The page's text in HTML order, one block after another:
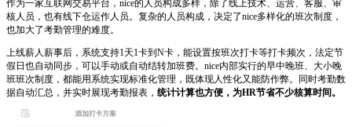
作为一家互联网交易平台，nice的人员构成多样，除了线上技术、运营、客服、审
核人员，也有线下仓运作人员。复杂的人员构成，决定了nice多样化的班次制度，
也加大了考勤管理的难度。
上线薪人薪事后，系统支持1天1卡到N卡，能设置按班次打卡等打卡频次，法定节
假日也自动同步，可以手动或自动结转加班费。nice内部实行的早中晚班、大小晚
班班次制度，都能用系统实现标准化管理，既体现人性化又能防作弊。同时考勤数
据自动汇总，并实时展现考勤报表， 统计计算也方便，为HR节省不少核算时间。